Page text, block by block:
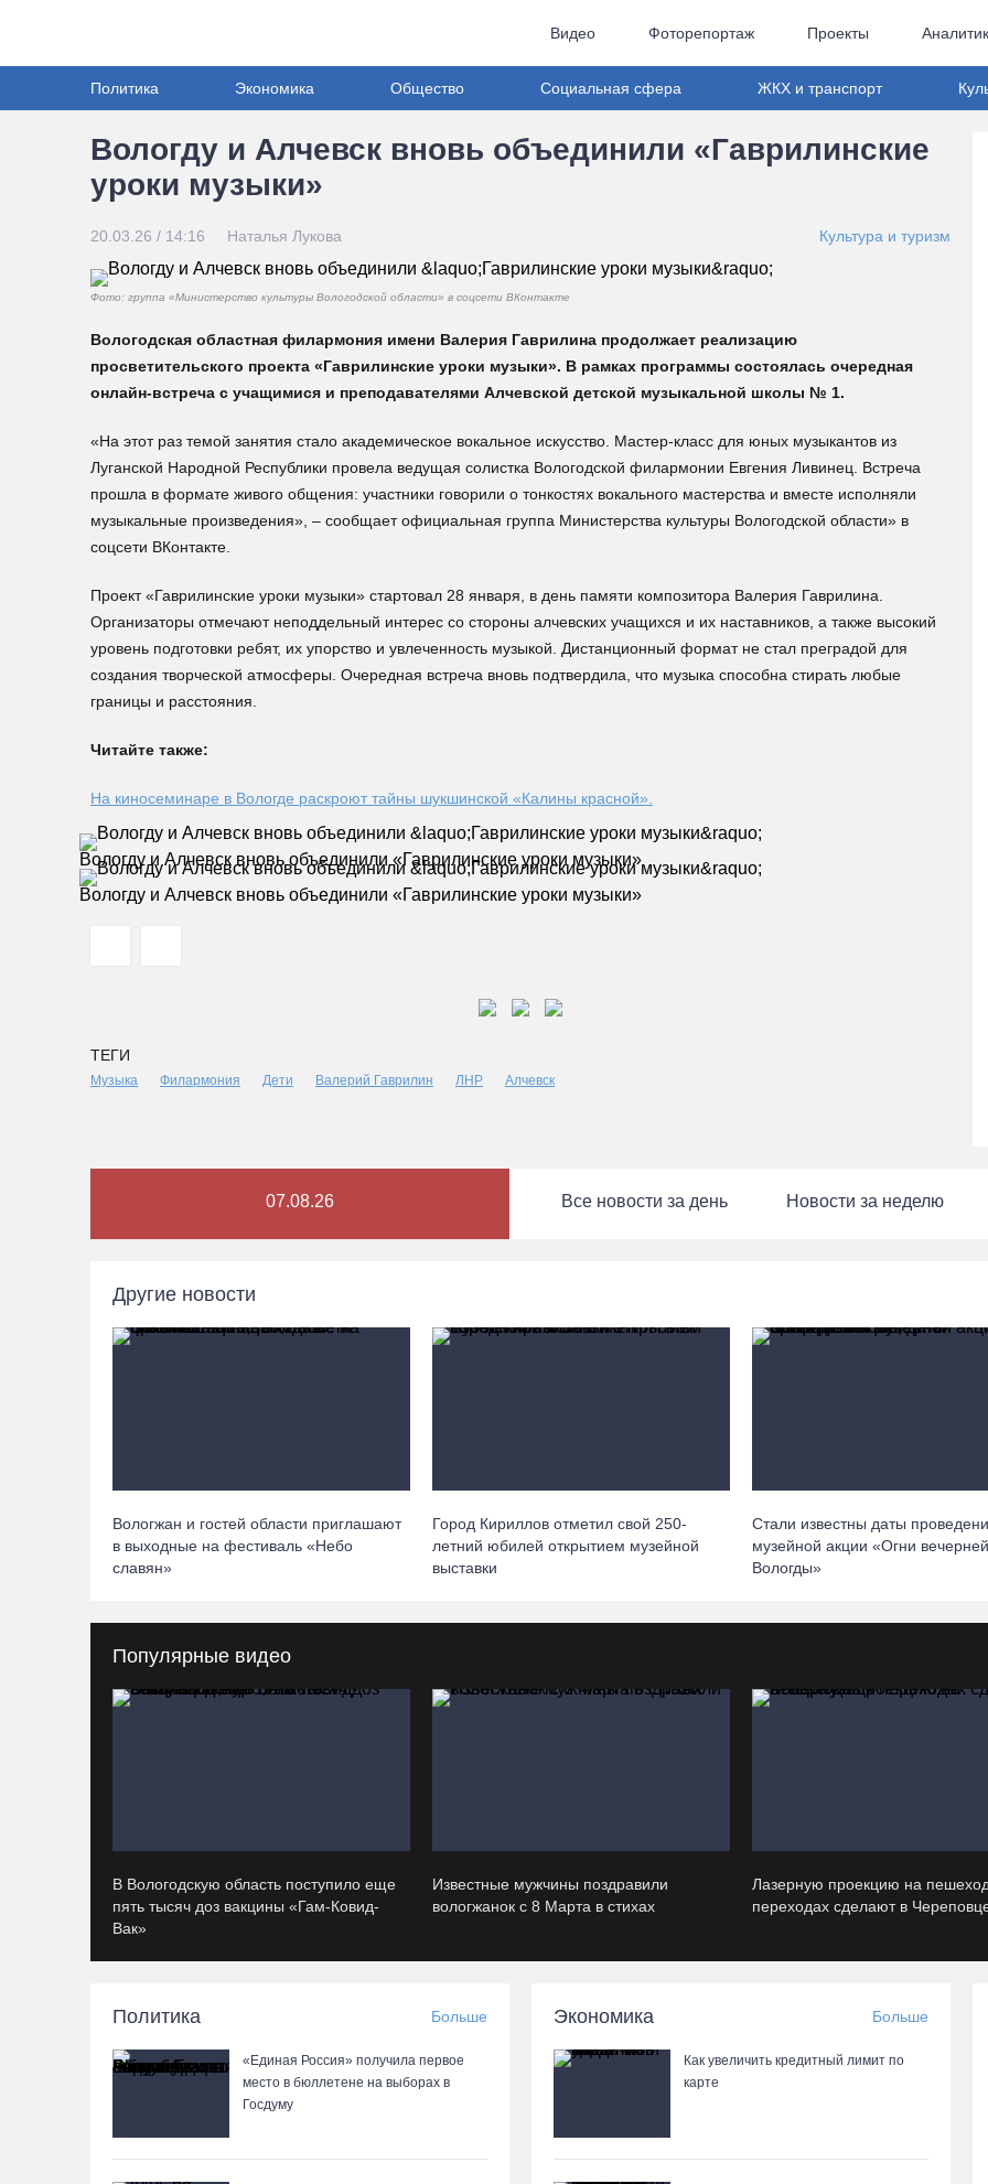
Видео Фоторепортаж Проекты
Политика Экономика Общество Социальная сфера ЖКХ и транспорт
Вологду и Алчевск вновь объединили «Гаврилинские
уроки музыки»
20.03.26 / 14:16 Наталья Лукова Культура и туризм
Фото: группа «Министерство культуры Вологодской области» в соцсети ВКонтакте
Вологодская областная филармония имени Валерия Гаврилина продолжает реализацию
просветительского проекта «Гаврилинские уроки музыки». В рамках программы состоялась очередная
онлайн-встреча с учащимися и преподавателями Алчевской детской музыкальной школы № 1.
«На этот раз темой занятия стало академическое вокальное искусство. Мастер-класс для юных музыкантов из
Луганской Народной Республики провела ведущая солистка Вологодской филармонии Евгения Ливинец. Встреча
прошла в формате живого общения: участники говорили о тонкостях вокального мастерства и вместе исполняли
музыкальные произведения», – сообщает официальная группа Министерства культуры Вологодской области» в
соцсети ВКонтакте.
Проект «Гаврилинские уроки музыки» стартовал 28 января, в день памяти композитора Валерия Гаврилина.
Организаторы отмечают неподдельный интерес со стороны алчевских учащихся и их наставников, а также высокий
уровень подготовки ребят, их упорство и увлеченность музыкой. Дистанционный формат не стал преградой для
создания творческой атмосферы. Очередная встреча вновь подтвердила, что музыка способна стирать любые
границы и расстояния.
Читайте также:
На киносеминаре в Вологде раскроют тайны шукшинской «Калины красной».
Вологду и Алчевск вновь объединили «Гаврилинские уроки музыки»
Вологду и Алчевск вновь объединили «Гаврилинские уроки музыки»
ТЕГИ
Музыка Филармония Дети Валерий Гаврилин ЛНР Алчевск
07.08.26 Все новости за день Новости за неделю
Другие новости
Вологжан и гостей области приглашают
в выходные на фестиваль «Небо
славян»
Город Кириллов отметил свой 250-
летний юбилей открытием музейной
выставки
Стали известны даты
музейной акции «Огни вечерней
Вологды»
Популярные видео
В Вологодскую область поступило еще
пять тысяч доз вакцины «Гам-Ковид-
Вак»
Известные мужчины поздравили
вологжанок с 8 Марта в стихах
Лазерную проекцию на
переходах сделают в
Политика Больше
«Единая Россия» получила первое
место в бюллетене на выборах в
Госдуму
Экономика Больше
Как увеличить кредитный лимит по
карте